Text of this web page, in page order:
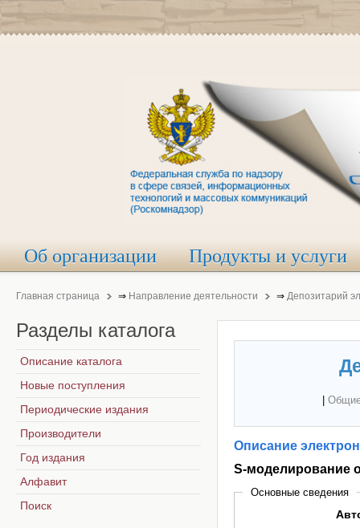
Об организации Продукты и услуги
Главная страница ⇒ Направление деятельности ⇒ Депозитарий
Описание
S-моделирование
Основные сведения
Разделы каталога
Описание каталога
Новые поступления
Периодические издания
Производители
Год издания
Алфавит
Поиск